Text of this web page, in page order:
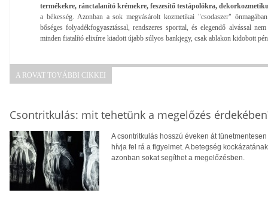
termékekre, ránctalanító krémekre, feszesítő testápolókra,
a békesség. Azonban a sok megvásárolt kozmetikai "csodaszer"
bőséges folyadékfogyasztással, rendszeres sporttal, és elegendő alvással
minden fiatalító elixírre kiadott újabb súlyos bankjegy, csak ablakon kidobott
A ROVAT TOVÁBBI CIKKEI
Csontritkulás: mit tehetünk a megelőzés
A csontritkulás hosszú éveken át
hívja fel rá a figyelmet. A betegség
azonban sokat segíthet a megelőzésben.